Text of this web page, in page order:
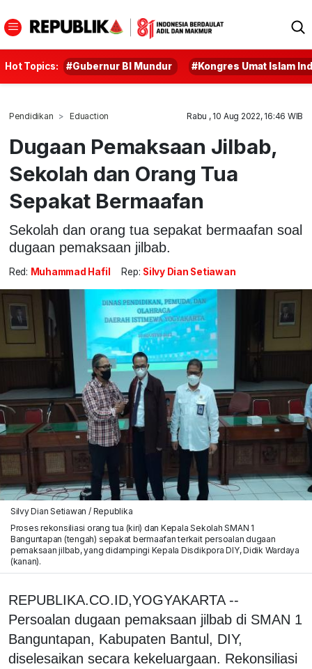
Hot Topics: #Gubernur BI Mundur #Kongres Umat Islam
Pendidikan Eduaction Rabu , 10 Aug 2022, 16:46 WIB
Dugaan Pemaksaan Jilbab,
Sekolah dan Orang Tua
Sepakat Bermaafan
Sekolah dan orang tua sepakat bermaafan soal
dugaan pemaksaan jilbab.
Red: Muhammad Hafil Rep: Silvy Dian Setiawan
Silvy Dian Setiawan / Republika
Proses rekonsiliasi orang tua (kiri) dan Kepala Sekolah SMAN 1
Banguntapan (tengah) sepakat bermaafan terkait persoalan dugaan
pemaksaan jilbab, yang didampingi Kepala Disdikpora DIY, Didik Wardaya
(kanan).
REPUBLIKA.CO.ID,YOGYAKARTA --
Persoalan dugaan pemaksaan jilbab di SMAN 1
Banguntapan, Kabupaten Bantul, DIY,
diselesaikan secara kekeluargaan. Rekonsiliasi